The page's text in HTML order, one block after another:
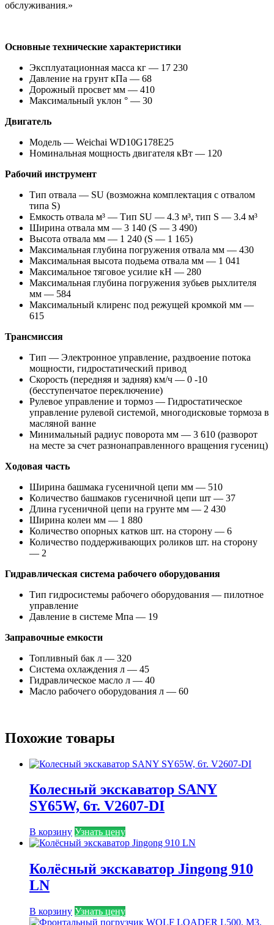
обслуживания.»
Основные технические характеристики
Эксплуатационная масса кг — 17 230
Давление на грунт кПа — 68
Дорожный просвет мм — 410
Максимальный уклон ° — 30
Двигатель
Модель — Weichai WD10G178E25
Номинальная мощность двигателя кВт — 120
Рабочий инструмент
Тип отвала — SU (возможна комплектация с отвалом
типа S)
Емкость отвала м³ — Тип SU — 4.3 м³, тип S — 3.4 м³
Ширина отвала мм — 3 140 (S — 3 490)
Высота отвала мм — 1 240 (S — 1 165)
Максимальная глубина погружения отвала мм — 430
Максимальная высота подьема отвала мм — 1 041
Максимальное тяговое усилие кН — 280
Максимальная глубина погружения зубьев рыхлителя
мм — 584
Максимальный клиренс под режущей кромкой мм —
615
Трансмиссия
Тип — Электронное управление, раздвоение потока
мощности, гидростатический привод
Скорость (передняя и задняя) км/ч — 0 -10
(бесступенчатое переключение)
Рулевое управление и тормоз — Гидростатическое
управление рулевой системой, многодисковые тормоза в
масляной ванне
Минимальный радиус поворота мм — 3 610 (разворот
на месте за счет разнонаправленного вращения гусениц)
Ходовая часть
Ширина башмака гусеничной цепи мм — 510
Количество башмаков гусеничной цепи шт — 37
Длина гусеничной цепи на грунте мм — 2 430
Ширина колеи мм — 1 880
Количество опорных катков шт. на сторону — 6
Количество поддерживающих роликов шт. на сторону
— 2
Гидравлическая система рабочего оборудования
Тип гидросистемы рабочего оборудования — пилотное
управление
Давление в системе Мпа — 19
Заправочные емкости
Топливный бак л — 320
Система охлаждения л — 45
Гидравлическое масло л — 40
Масло рабочего оборудования л — 60
Похожие товары
Колесный экскаватор SANY
SY65W, 6т. V2607-DI
В корзину Узнать цену
Колёсный экскаватор Jingong 910
LN
В корзину Узнать цену